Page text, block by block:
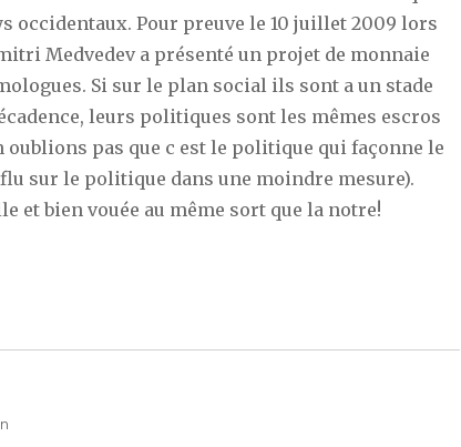
occidentaux. Pour preuve le 10 juillet 2009 lors
Medvedev a présenté un projet de monnaie
Si sur le plan social ils sont a un stade
leurs politiques sont les mêmes escros
oublions pas que c est le politique qui façonne le
sur le politique dans une moindre mesure).
et bien vouée au même sort que la notre!